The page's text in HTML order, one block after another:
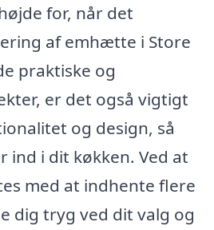
for, når det
af emhætte i Store
praktiske og
er det også vigtigt
og design, så
ind i dit køkken. Ved at
med at indhente flere
dig tryg ved dit valg og